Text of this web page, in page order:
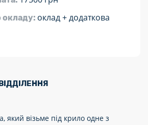
окладу: оклад + додаткова
який візьме під крило одне з